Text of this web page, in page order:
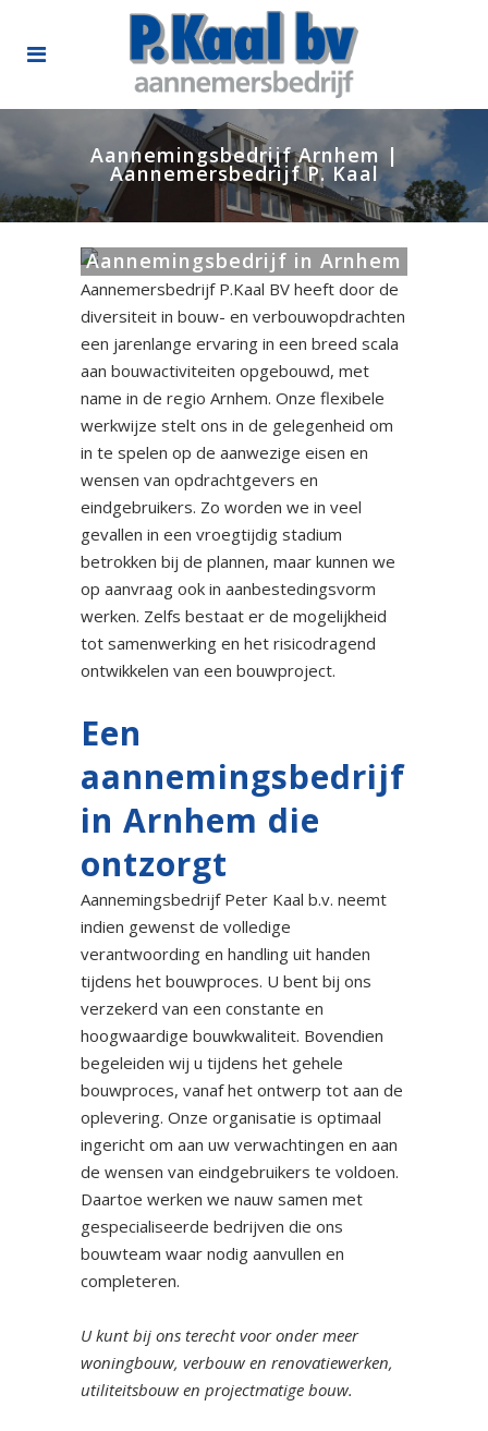
Aannemingsbedrijf Arnhem |
Aannemersbedrijf P. Kaal
Aannemingsbedrijf in Arnhem
Aannemersbedrijf P.Kaal BV heeft door de
diversiteit in bouw- en verbouwopdrachten
een jarenlange ervaring in een breed scala
aan bouwactiviteiten opgebouwd, met
name in de regio Arnhem. Onze flexibele
werkwijze stelt ons in de gelegenheid om
in te spelen op de aanwezige eisen en
wensen van opdrachtgevers en
eindgebruikers. Zo worden we in veel
gevallen in een vroegtijdig stadium
betrokken bij de plannen, maar kunnen we
op aanvraag ook in aanbestedingsvorm
werken. Zelfs bestaat er de mogelijkheid
tot samenwerking en het risicodragend
ontwikkelen van een bouwproject.
Een
aannemingsbedrijf
in Arnhem die
ontzorgt
Aannemingsbedrijf Peter Kaal b.v. neemt
indien gewenst de volledige
verantwoording en handling uit handen
tijdens het bouwproces. U bent bij ons
verzekerd van een constante en
hoogwaardige bouwkwaliteit. Bovendien
begeleiden wij u tijdens het gehele
bouwproces, vanaf het ontwerp tot aan de
oplevering. Onze organisatie is optimaal
ingericht om aan uw verwachtingen en aan
de wensen van eindgebruikers te voldoen.
Daartoe werken we nauw samen met
gespecialiseerde bedrijven die ons
bouwteam waar nodig aanvullen en
completeren.
U kunt bij ons terecht voor onder meer
woningbouw, verbouw en renovatiewerken,
utiliteitsbouw en projectmatige bouw.